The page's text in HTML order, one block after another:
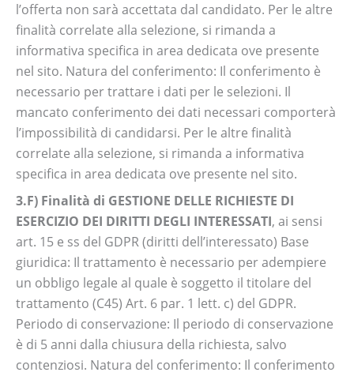
l’offerta non sarà accettata dal candidato. Per le altre
finalità correlate alla selezione, si rimanda a
informativa specifica in area dedicata ove presente
nel sito. Natura del conferimento: Il conferimento è
necessario per trattare i dati per le selezioni. Il
mancato conferimento dei dati necessari comporterà
l’impossibilità di candidarsi. Per le altre finalità
correlate alla selezione, si rimanda a informativa
specifica in area dedicata ove presente nel sito.
3.F) Finalità di GESTIONE DELLE RICHIESTE DI
ESERCIZIO DEI DIRITTI DEGLI INTERESSATI, ai sensi
art. 15 e ss del GDPR (diritti dell’interessato) Base
giuridica: Il trattamento è necessario per adempiere
un obbligo legale al quale è soggetto il titolare del
trattamento (C45) Art. 6 par. 1 lett. c) del GDPR.
Periodo di conservazione: Il periodo di conservazione
è di 5 anni dalla chiusura della richiesta, salvo
contenziosi. Natura del conferimento: Il conferimento